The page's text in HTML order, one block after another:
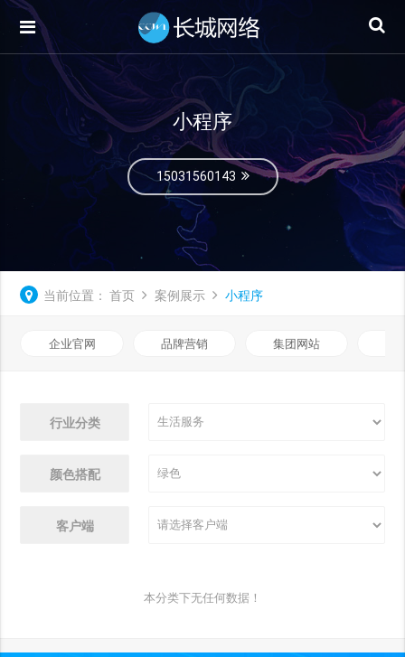
小程序
15031560143
当前位置： 首页 案例展示 小程序
企业官网 品牌营销 集团网站
行业分类
颜色搭配
客户端
本分类下无任何数据！